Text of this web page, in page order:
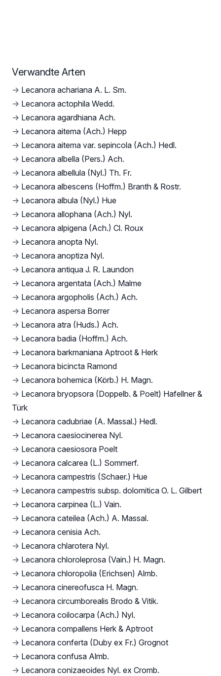
Verwandte Arten
→ Lecanora achariana A. L. Sm.
→ Lecanora actophila Wedd.
→ Lecanora agardhiana Ach.
→ Lecanora aitema (Ach.) Hepp
→ Lecanora aitema var. sepincola (Ach.) Hedl.
→ Lecanora albella (Pers.) Ach.
→ Lecanora albellula (Nyl.) Th. Fr.
→ Lecanora albescens (Hoffm.) Branth & Rostr.
→ Lecanora albula (Nyl.) Hue
→ Lecanora allophana (Ach.) Nyl.
→ Lecanora alpigena (Ach.) Cl. Roux
→ Lecanora anopta Nyl.
→ Lecanora anoptiza Nyl.
→ Lecanora antiqua J. R. Laundon
→ Lecanora argentata (Ach.) Malme
→ Lecanora argopholis (Ach.) Ach.
→ Lecanora aspersa Borrer
→ Lecanora atra (Huds.) Ach.
→ Lecanora badia (Hoffm.) Ach.
→ Lecanora barkmaniana Aptroot & Herk
→ Lecanora bicincta Ramond
→ Lecanora bohemica (Körb.) H. Magn.
→ Lecanora bryopsora (Doppelb. & Poelt) Hafellner &
Türk
→ Lecanora cadubriae (A. Massal.) Hedl.
→ Lecanora caesiocinerea Nyl.
→ Lecanora caesiosora Poelt
→ Lecanora calcarea (L.) Sommerf.
→ Lecanora campestris (Schaer.) Hue
→ Lecanora campestris subsp. dolomitica O. L. Gilbert
→ Lecanora carpinea (L.) Vain.
→ Lecanora cateilea (Ach.) A. Massal.
→ Lecanora cenisia Ach.
→ Lecanora chlarotera Nyl.
→ Lecanora chloroleprosa (Vain.) H. Magn.
→ Lecanora chloropolia (Erichsen) Almb.
→ Lecanora cinereofusca H. Magn.
→ Lecanora circumborealis Brodo & Vitik.
→ Lecanora coilocarpa (Ach.) Nyl.
→ Lecanora compallens Herk & Aptroot
→ Lecanora conferta (Duby ex Fr.) Grognot
→ Lecanora confusa Almb.
→ Lecanora conizaeoides Nyl. ex Cromb.